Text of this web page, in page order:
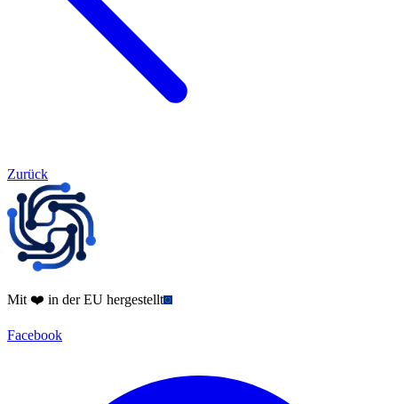
Zurück
Mit ❤️ in der EU hergestellt
Facebook